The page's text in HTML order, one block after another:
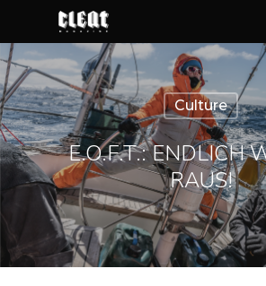
Hit enter to search or ESC to
Culture
E.O.F.T.: ENDLICH
RAUS!